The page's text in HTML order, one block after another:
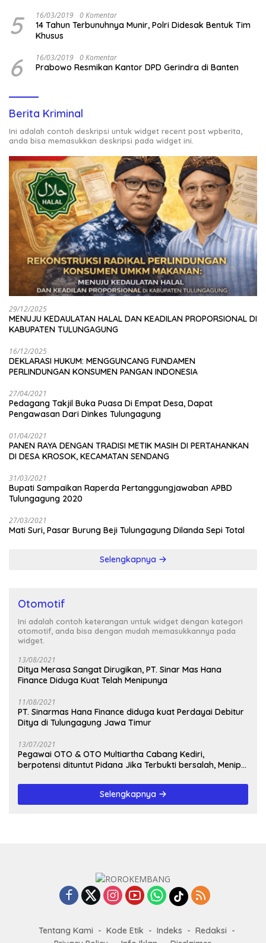
5 16/03/2019 0 Komentar
14 Tahun Terbunuhnya Munir, Polri Didesak Bentuk Tim
Khusus
6 16/03/2019 0 Komentar
Prabowo Resmikan Kantor DPD Gerindra di Banten
Berita Kriminal
Ini adalah contoh deskripsi untuk widget recent post wpberita,
anda bisa memasukkan deskripsi pada widget ini.
29/12/2025
MENUJU KEDAULATAN HALAL DAN KEADILAN PROPORSIONAL DI
KABUPATEN TULUNGAGUNG
16/12/2025
DEKLARASI HUKUM: MENGGUNCANG FUNDAMEN
PERLINDUNGAN KONSUMEN PANGAN INDONESIA
27/04/2021
Pedagang Takjil Buka Puasa Di Empat Desa, Dapat
Pengawasan Dari Dinkes Tulungagung
01/04/2021
PANEN RAYA DENGAN TRADISI METIK MASIH DI PERTAHANKAN
DI DESA KROSOK, KECAMATAN SENDANG
31/03/2021
Bupati Sampaikan Raperda Pertanggungjawaban APBD
Tulungagung 2020
27/03/2021
Mati Suri, Pasar Burung Beji Tulungagung Dilanda Sepi Total
Selengkapnya
Otomotif
Ini adalah contoh keterangan untuk widget dengan kategori
otomotif, anda bisa dengan mudah memasukkannya pada
widget.
13/08/2021
Ditya Merasa Sangat Dirugikan, PT. Sinar Mas Hana
Finance Diduga Kuat Telah Menipunya
11/08/2021
PT. Sinarmas Hana Finance diduga kuat Perdayai Debitur
Ditya di Tulungagung Jawa Timur
13/07/2021
Pegawai OTO & OTO Multiartha Cabang Kediri,
berpotensi dituntut Pidana Jika Terbukti bersalah, Menipu
Selengkapnya
Tentang Kami Kode Etik Indeks
Redaksi